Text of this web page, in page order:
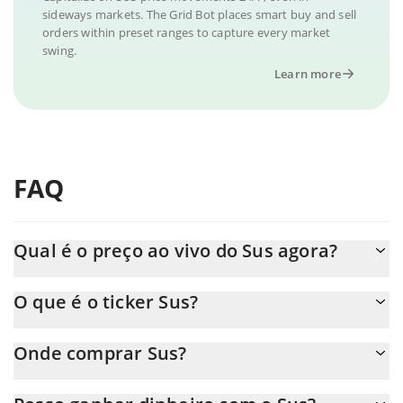
sideways markets. The Grid Bot places smart buy and sell
orders within preset ranges to capture every market
swing.
Learn more
FAQ
Qual é o preço ao vivo do Sus agora?
O que é o ticker Sus?
Onde comprar Sus?